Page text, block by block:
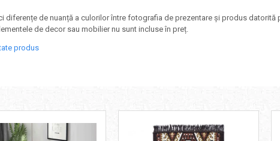
diferențe de nuanță a culorilor între fotografia de prezentare și produs
de decor sau mobilier nu sunt incluse în preț.
produs